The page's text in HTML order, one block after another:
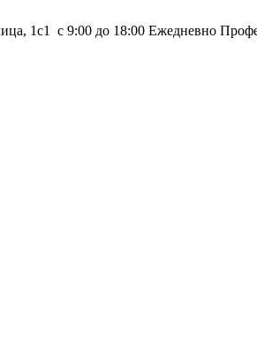
1с1 с 9:00 до 18:00 Ежедневно